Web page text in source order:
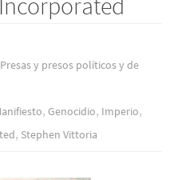
Presas y presos polí­ticos y de
,Genocidio, Imperio,
, Stephen Vittoria